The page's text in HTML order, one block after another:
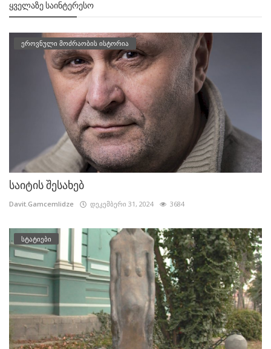
ᲧᲕᲔᲚᲐᲖᲔ ᲡᲐᲘᲜᲢᲔᲠᲔᲡᲝ
ეროვნული მოძრაობის ისტორია
საიტის შესახებ
Davit.Gamcemlidze დეკემბერი 31, 2024 3684
სტატიები